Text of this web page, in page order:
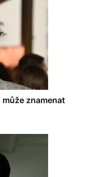
může znamenat